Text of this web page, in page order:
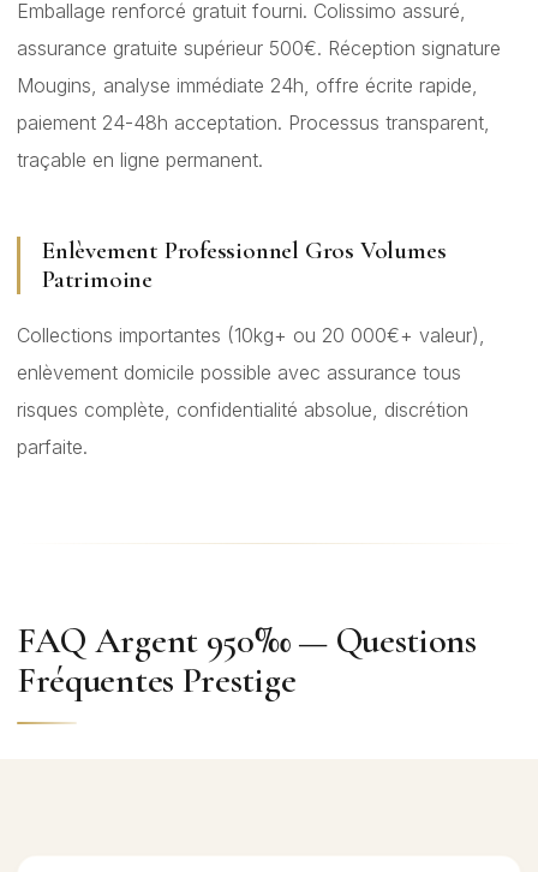
Emballage renforcé gratuit fourni. Colissimo assuré,
assurance gratuite supérieur 500€. Réception signature
Mougins, analyse immédiate 24h, offre écrite rapide,
paiement 24-48h acceptation. Processus transparent,
traçable en ligne permanent.
Enlèvement Professionnel Gros Volumes
Patrimoine
Collections importantes (10kg+ ou 20 000€+ valeur),
enlèvement domicile possible avec assurance tous
risques complète, confidentialité absolue, discrétion
parfaite.
FAQ Argent 950‰ — Questions
Fréquentes Prestige